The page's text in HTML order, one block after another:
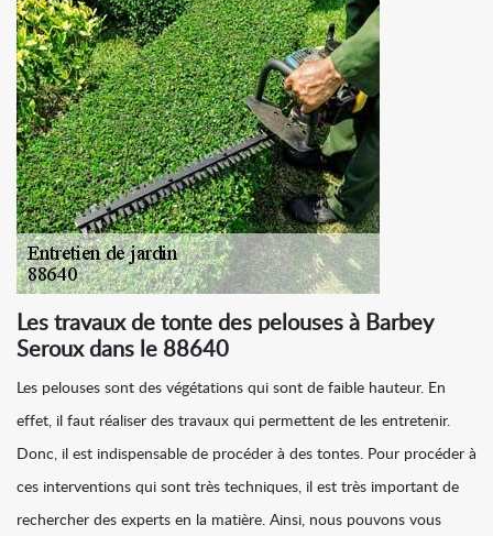
Les travaux de tonte des pelouses à Barbey
Seroux dans le 88640
Les pelouses sont des végétations qui sont de faible hauteur. En
effet, il faut réaliser des travaux qui permettent de les entretenir.
Donc, il est indispensable de procéder à des tontes. Pour procéder à
ces interventions qui sont très techniques, il est très important de
rechercher des experts en la matière. Ainsi, nous pouvons vous